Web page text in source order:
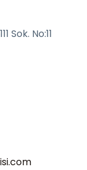
Sok. No:11